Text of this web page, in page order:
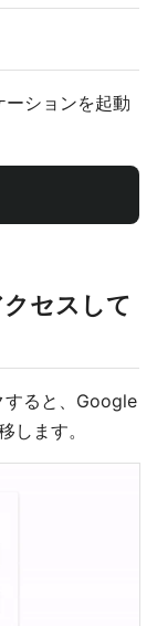
ーションを起動
セスして
すると、Google
します。